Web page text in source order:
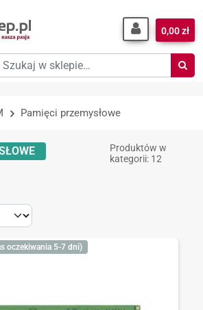
0,00 zł
Pamięci przemysłowe
Produktów w
kategorii: 12
oczekiwania 5-7 dni)